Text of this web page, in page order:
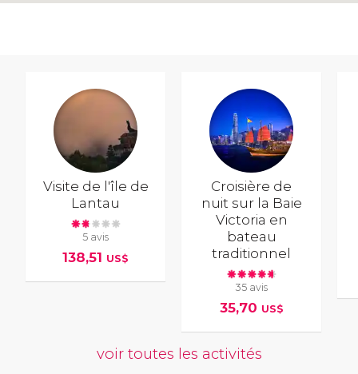
Visite de l'île de
Lantau
5 avis
138,51 US$
Croisière de
nuit sur la Baie
Victoria en
bateau
traditionnel
35 avis
35,70 US$
voir toutes les activités